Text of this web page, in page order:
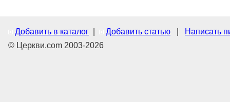
Добавить в каталог Добавить статью
Написать
© Церкви.com 2003-2026